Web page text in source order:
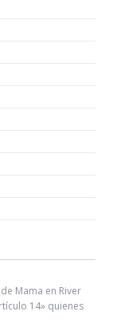
Mama en River
14» quienes